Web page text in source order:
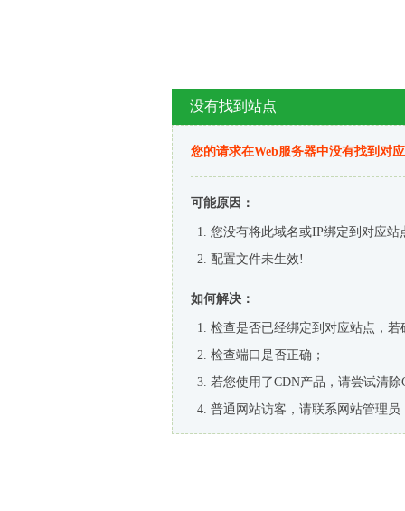
没有找到站点
您的请求在Web服务器中没有找到对
可能原因：
您没有将此域名或IP绑定到对应站
配置文件未生效!
如何解决：
检查是否已经绑定到对应站点，
检查端口是否正确；
若您使用了CDN产品，请尝试清除
普通网站访客，请联系网站管理员